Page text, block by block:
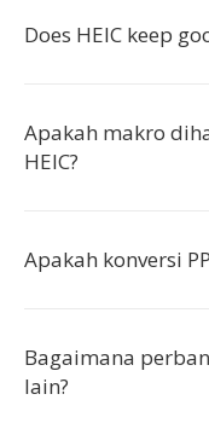
Does HEIC keep
Apakah makro
HEIC?
Apakah konversi
Bagaimana
lain?